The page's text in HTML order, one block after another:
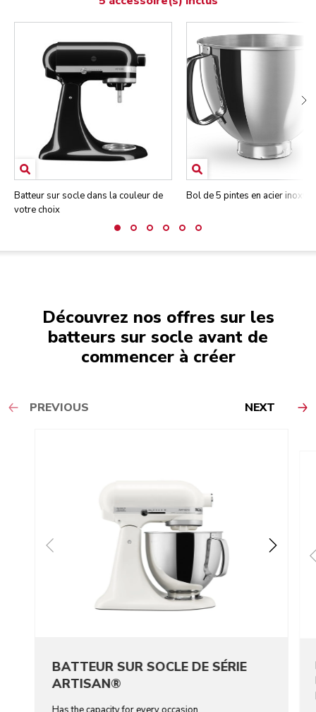
Batteur sur socle dans la couleur de
votre choix
Bol de 5 pintes en acier
Découvrez nos offres sur les
batteurs sur socle avant de
commencer à créer
PREVIOUS NEXT
BATTEUR SUR SOCLE DE SÉRIE
ARTISAN®